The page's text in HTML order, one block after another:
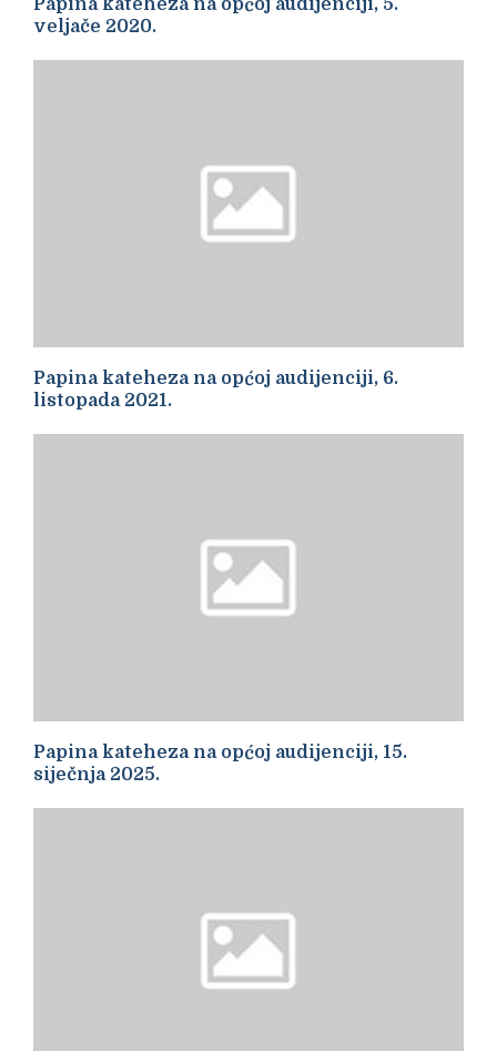
Papina kateheza na općoj audijenciji, 5.
veljače 2020.
Papina kateheza na općoj audijenciji, 6.
listopada 2021.
Papina kateheza na općoj audijenciji, 15.
siječnja 2025.